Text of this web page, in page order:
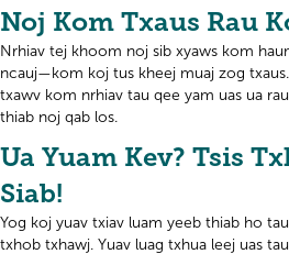
Noj Kom Txaus Rau
Nrhiav tej khoom noj sib xyaws kom
ncauj—kom koj tus kheej muaj zog
txawv kom nrhiav tau qee yam uas ua
thiab noj qab los.
Ua Yuam Kev? Tsis
Siab!
Yog koj yuav txiav luam yeeb thiab ho
txhob txhawj. Yuav luag txhua leej uas